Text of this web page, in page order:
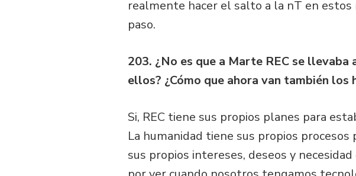
realmente hacer el salto a la nT en
paso.
203. ¿No es que a Marte REC se
ellos? ¿Cómo que ahora van también los
Si, REC tiene sus propios planes para
La humanidad tiene sus propios
sus propios intereses, deseos y